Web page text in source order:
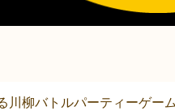
柳バトルパーティーゲー